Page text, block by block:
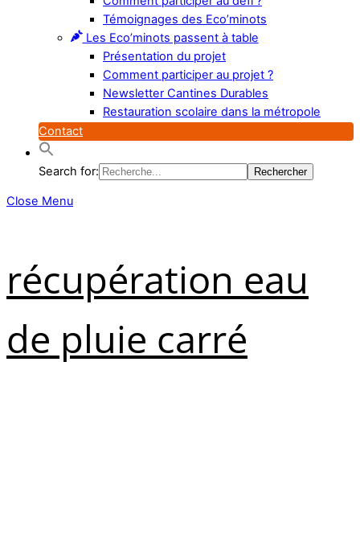
Témoignages des Eco’minots
Les Eco’minots passent à table
Présentation du projet
Comment participer au projet ?
Newsletter Cantines Durables
Restauration scolaire dans la métropole
Contact
Search for:
Close Menu
récupération eau
de pluie carré